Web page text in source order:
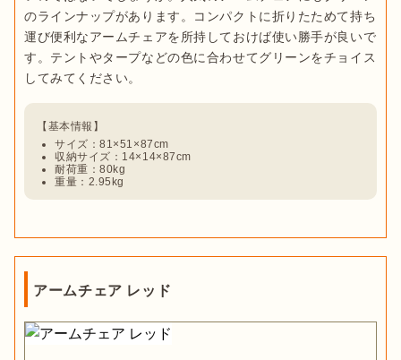
のラインナップがあります。コンパクトに折りたためて持ち
運び便利なアームチェアを所持しておけば使い勝手が良いで
す。テントやタープなどの色に合わせてグリーンをチョイス
サイズ：81×51×87cm
収納サイズ：14×14×87cm
耐荷重：80kg
重量：2.95kg
アームチェア レッド